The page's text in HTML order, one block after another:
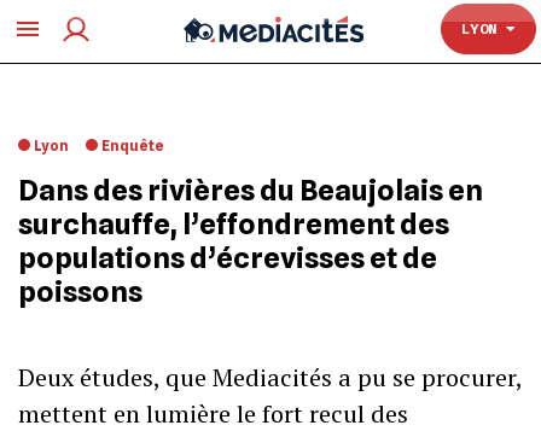
LYON
TOULOUSE
Lyon Enquête
Dans des rivières du Beaujolais en
surchauffe, l’effondrement des
populations d’écrevisses et de
poissons
Deux études, que Mediacités a pu se procurer,
mettent en lumière le fort recul des